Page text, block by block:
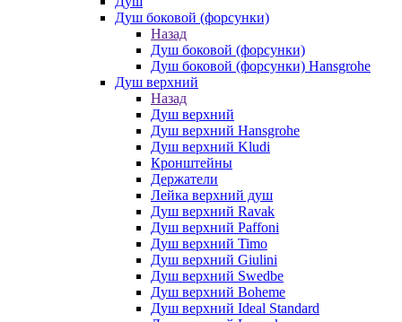
Душ боковой (форсунки)
Назад
Душ боковой (форсунки)
Душ боковой (форсунки) Hansgrohe
Душ верхний
Назад
Душ верхний
Душ верхний Hansgrohe
Душ верхний Kludi
Кронштейны
Держатели
Лейка верхний душ
Душ верхний Ravak
Душ верхний Paffoni
Душ верхний Timo
Душ верхний Giulini
Душ верхний Swedbe
Душ верхний Boheme
Душ верхний Ideal Standard